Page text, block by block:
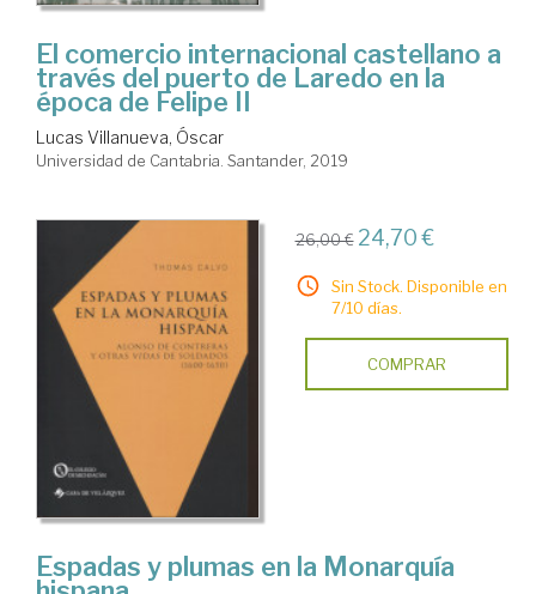
El comercio internacional castellano a
través del puerto de Laredo en la
época de Felipe II
Lucas Villanueva, Óscar
Universidad de Cantabria. Santander, 2019
26,00 € 24,70 €
Sin Stock. Disponible en
7/10 días.
COMPRAR
Espadas y plumas en la Monarquía